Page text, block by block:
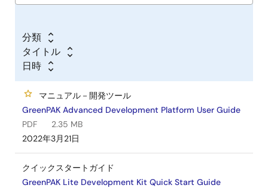
分類
タイトル
日時
マニュアル－開発ツール
GreenPAK Advanced Development Platform User Guide
PDF
2.35 MB
2022年3月21日
クイックスタートガイド
GreenPAK Lite Development Kit Quick Start Guide